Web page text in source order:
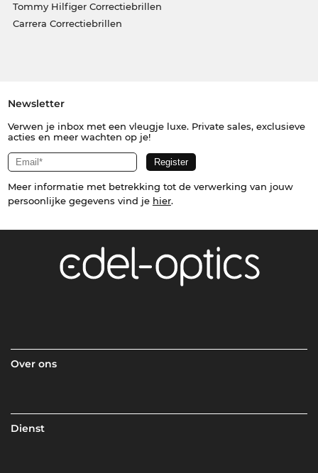
Tommy Hilfiger Correctiebrillen
Carrera Correctiebrillen
Newsletter
Verwen je inbox met een vleugje luxe. Private sales, exclusieve
acties en meer wachten op je!
Meer informatie met betrekking tot de verwerking van jouw
persoonlijke gegevens vind je hier.
Over ons
Dienst